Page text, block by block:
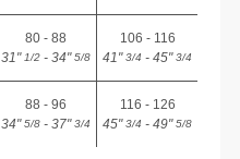
80 - 88
31"1/2 - 34"5/8
106 - 116
41"3/4 - 45"3/4
88 - 96
34"5/8 - 37"3/4
116 - 126
45"3/4 - 49"5/8